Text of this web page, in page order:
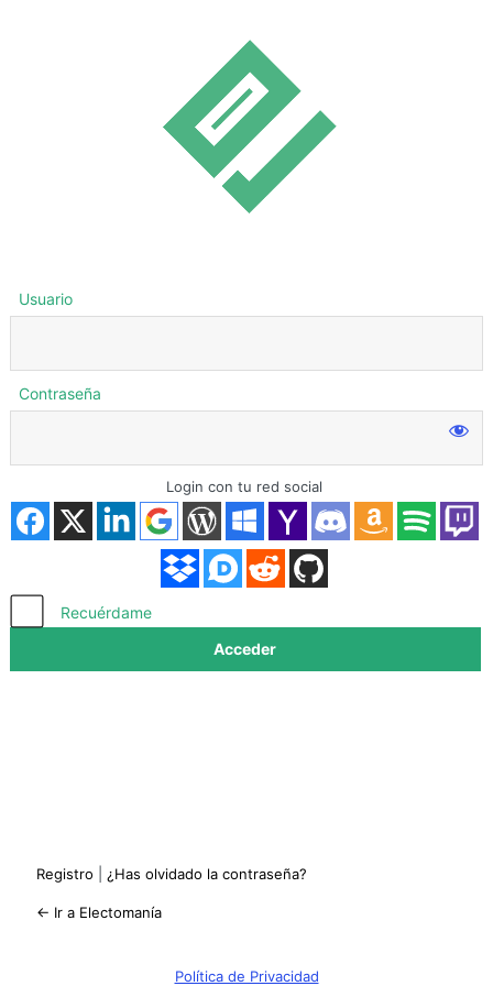
Acceder
Usuario
Contraseña
Login con tu red social
Recuérdame
Registro ¿Has olvidado la contraseña?
← Ir a Electomanía
Política de Privacidad